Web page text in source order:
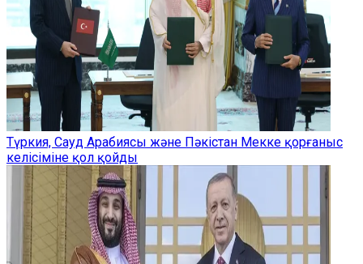
Түркия, Сауд Арабиясы және Пәкістан Мекке қорғаныс
келісіміне қол қойды